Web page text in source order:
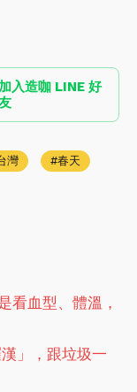
加入造咖 LINE 好
灣 春天
看血型、體溫，
」，跟垃圾一